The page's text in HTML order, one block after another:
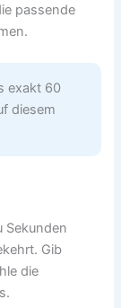
passende
exakt 60
diesem
Sekunden
Gib
die